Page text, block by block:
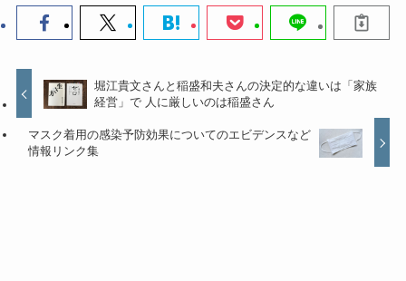
堀江貴文さんと稲盛和夫さんの決定的な違いは「家族
経営」で 人に厳しいのは稲盛さん
マスク着用の感染予防効果についてのエビデンスなど
情報リンク集